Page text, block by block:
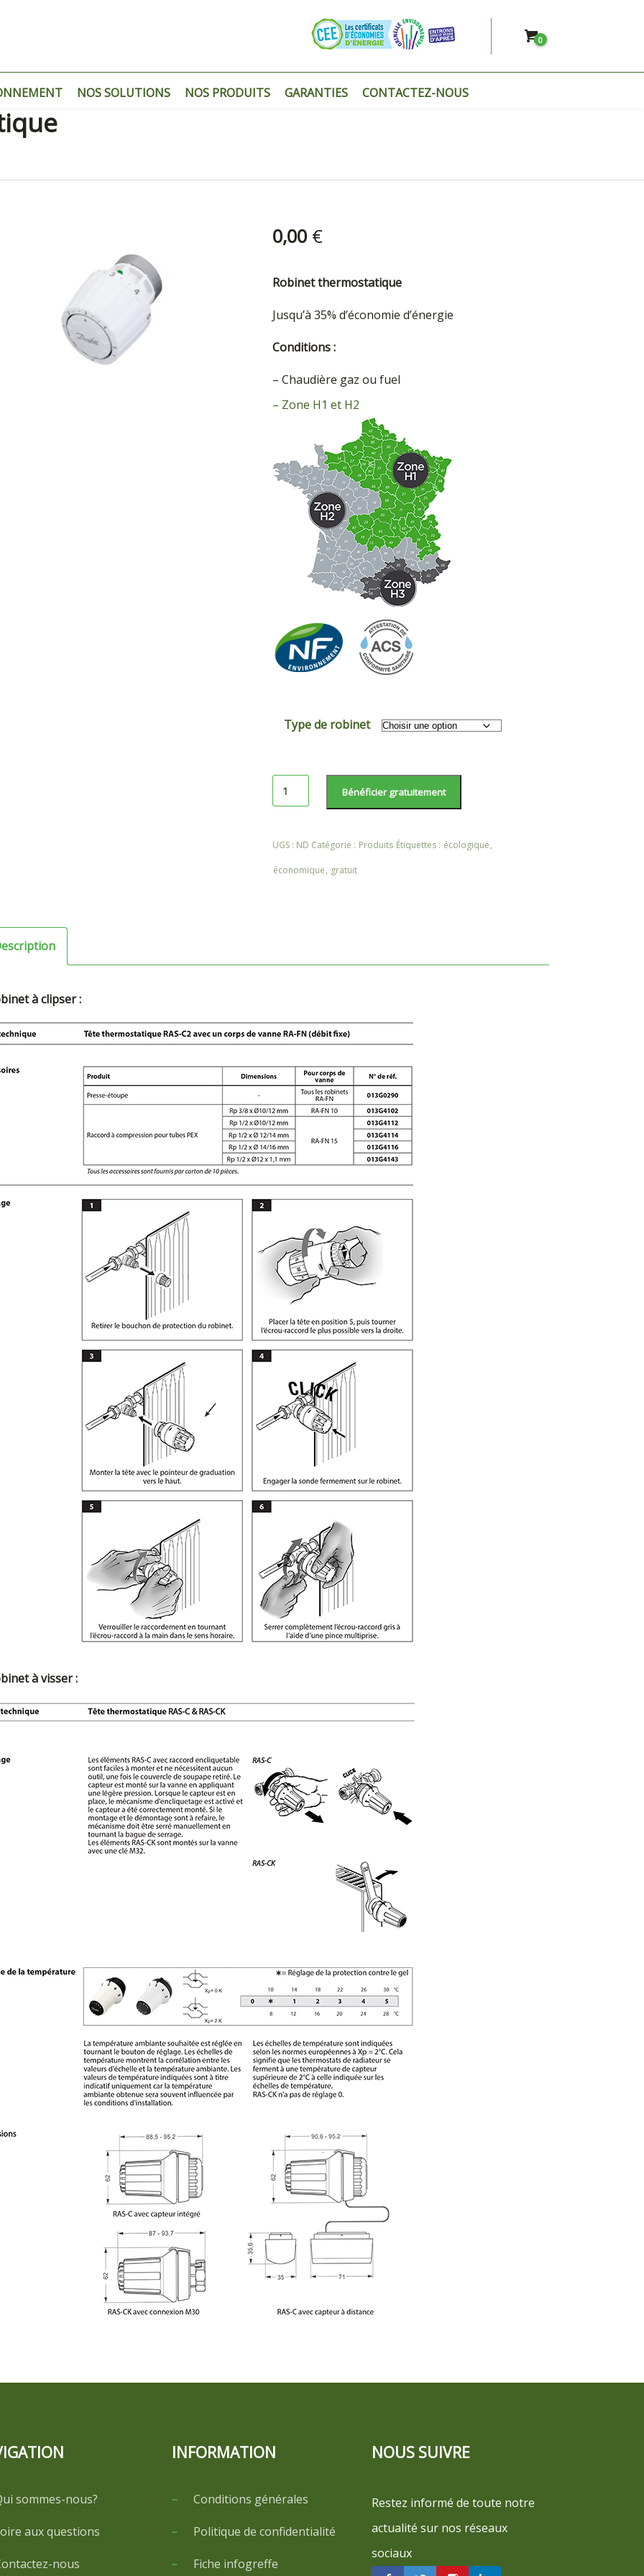
NOS SOLUTIONS NOS PRODUITS GARANTIES CONTACTEZ-NOUS
0
0,00 €
Robinet thermostatique
Jusqu’à 35% d’économie d’énergie
Conditions :
– Chaudière gaz ou fuel
– Zone H1 et H2
Type de robinet
quantité
de
Bénéficier gratuitement
UGS : ND Catégorie : Produits Étiquettes : écologique,
économique, gratuit
à clipser :
à visser :
sommes-nous?
aux questions
nous
INFORMATION
Conditions générales
Politique de confidentialité
Fiche infogreffe
NOUS SUIVRE
Restez informé de toute notre
actualité sur nos réseaux
sociaux